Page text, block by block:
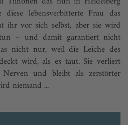
lebensverbitterte Frau das
ihr vor sich selbst, aber sie wird
– und damit garantiert nicht
nicht nur, weil die Leiche des
wird, als es taut. Sie verliert
und bleibt als zerstörter
niemand ...